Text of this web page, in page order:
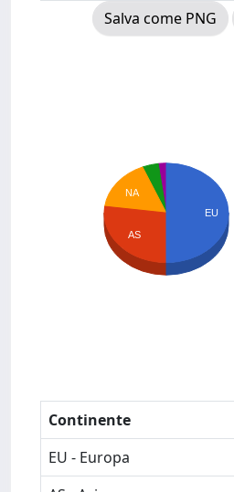
Salva come PNG
NA
AS
EU
Continente
EU - Europa